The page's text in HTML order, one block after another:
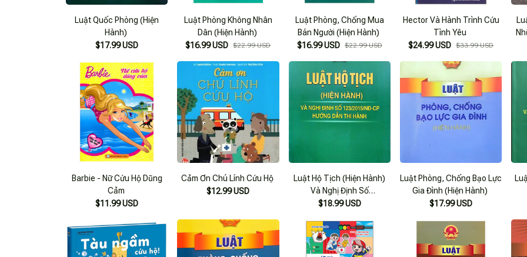
Luật Quốc Phòng (Hiện
Hành)
$17.99 USD
Luật Phòng Không Nhân
Dân (Hiện Hành)
$16.99 USD
$22.99 USD
Luật Phòng, Chống Mua
Bán Người (Hiện Hành)
$16.99 USD $22.99 USD
Hector Và Hành Trình Cứu
Tình Yêu
$24.99 USD $33.99 USD
Barbie - Nữ Cứu Hộ Dũng
Cảm
$11.99 USD
Cảm Ơn Chú Lính Cứu Hộ
$12.99 USD
Luật Hộ Tịch (Hiện Hành)
Và Nghị Định Số
123/2015/Nđ-Cp Hướng
$18.99 USD
Luật Phòng, Chống Bạo Lực
Gia Đình (Hiện Hành)
$17.99 USD
Luật